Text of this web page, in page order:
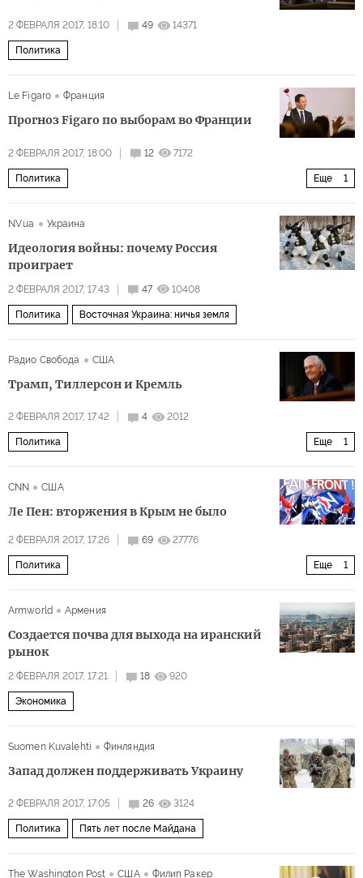
2 ФЕВРАЛЯ 2017, 18:10 49 14371
Политика
Le Figaro Франция
Прогноз Figaro по выборам во Франции
2 ФЕВРАЛЯ 2017, 18:00 12 7172
Еще 1
Политика
NV.ua
Украина
Идеология войны: почему Россия
проиграет
2 ФЕВРАЛЯ 2017, 17:43 47 10408
Политика Восточная Украина: ничья земля
Радио Свобода США
Трамп, Тиллерсон и Кремль
2 ФЕВРАЛЯ 2017, 17:42 4 2012
Еще 1
Политика
CNN
США
Ле Пен: вторжения в Крым не было
2 ФЕВРАЛЯ 2017, 17:26 69 27776
Еще 1
Политика
Armworld
Армения
Создается почва для выхода на иранский
рынок
2 ФЕВРАЛЯ 2017, 17:21 18 920
Экономика
Suomen Kuvalehti Финляндия
Запад должен поддерживать Украину
2 ФЕВРАЛЯ 2017, 17:05 26 3124
Политика Пять лет после Майдана
The Washington Post США Филип Ракер